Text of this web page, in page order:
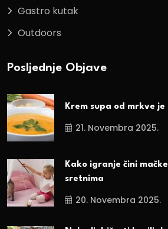
Gastro kutak
Outdoors
Posljednje Objave
Krem supa od mrkve je
21. Novembra 2025.
Kako igranje čini mačke
sretnima
20. Novembra 2025.